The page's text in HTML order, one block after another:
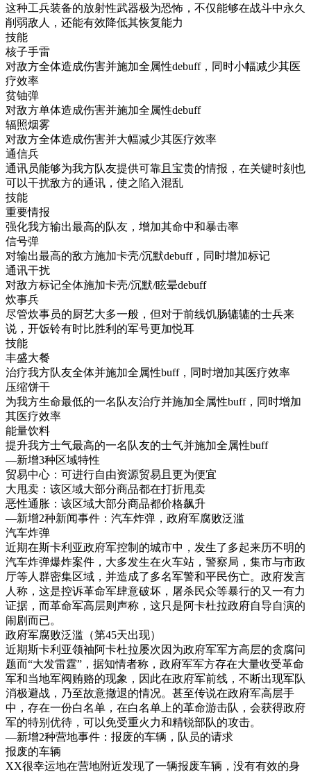
这种工兵装备的放射性武器极为恐怖，不仅能够在战斗中永久
削弱敌人，还能有效降低其恢复能力
技能
核子手雷
对敌方全体造成伤害并施加全属性debuff，同时小幅减少其医
疗效率
贫铀弹
对敌方单体造成伤害并施加全属性debuff
辐照烟雾
对敌方全体造成伤害并大幅减少其医疗效率
通信兵
通讯员能够为我方队友提供可靠且宝贵的情报，在关键时刻也
可以干扰敌方的通讯，使之陷入混乱
技能
重要情报
强化我方输出最高的队友，增加其命中和暴击率
信号弹
对输出最高的敌方施加卡壳/沉默debuff，同时增加标记
通讯干扰
对敌方标记全体施加卡壳/沉默/眩晕debuff
炊事兵
尽管炊事员的厨艺大多一般，但对于前线饥肠辘辘的士兵来
说，开饭铃有时比胜利的军号更加悦耳
技能
丰盛大餐
治疗我方队友全体并施加全属性buff，同时增加其医疗效率
压缩饼干
为我方生命最低的一名队友治疗并施加全属性buff，同时增加
其医疗效率
能量饮料
提升我方士气最高的一名队友的士气并施加全属性buff
—新增3种区域特性
贸易中心：可进行自由资源贸易且更为便宜
大甩卖：该区域大部分商品都在打折甩卖
恶性通胀：该区域大部分商品都价格飙升
—新增2种新闻事件：汽车炸弹，政府军腐败泛滥
汽车炸弹
近期在斯卡利亚政府军控制的城市中，发生了多起来历不明的
汽车炸弹爆炸案件，大多发生在火车站，警察局，集市与市政
厅等人群密集区域，并造成了多名军警和平民伤亡。政府发言
人称，这是控诉革命军肆意破坏，屠杀民众等暴行的又一有力
证据，而革命军高层则声称，这只是阿卡杜拉政府自导自演的
闹剧而已。
政府军腐败泛滥（第45天出现）
近期斯卡利亚领袖阿卡杜拉屡次因为政府军军方高层的贪腐问
题而“大发雷霆”，据知情者称，政府军军方存在大量收受革命
军和当地军阀贿赂的现象，因此在政府军前线，不断出现军队
消极避战，乃至故意撤退的情况。甚至传说在政府军高层手
中，存在一份白名单，在白名单上的革命游击队，会获得政府
军的特别优待，可以免受重火力和精锐部队的攻击。
—新增2种营地事件：报废的车辆，队员的请求
报废的车辆
XX很幸运地在营地附近发现了一辆报废车辆，没有有效的身